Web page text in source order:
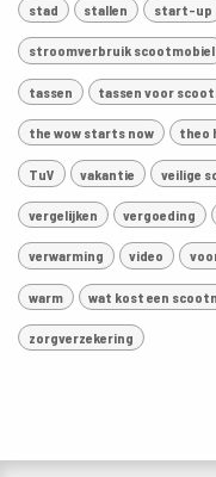
stad stallen start-up
stroomverbruik scootmobiel
tassen tassen voor
the wow starts now theo
TuV vakantie veilige
vergelijken vergoeding
verwarming video
warm wat kost een
zorgverzekering